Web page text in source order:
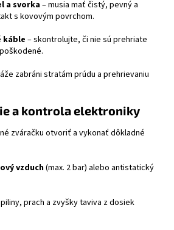
a svorka– musia mať čistý, pevný a
s kovovým povrchom.
káble – skontrolujte, či nie sú prehriate
zabráni stratám prúdu a prehrievaniu
a kontrola elektroniky
zváračku otvoriť a vykonať dôkladné
vzduch(max. 2 bar) alebo antistatický
prach a zvyšky taviva z dosiek